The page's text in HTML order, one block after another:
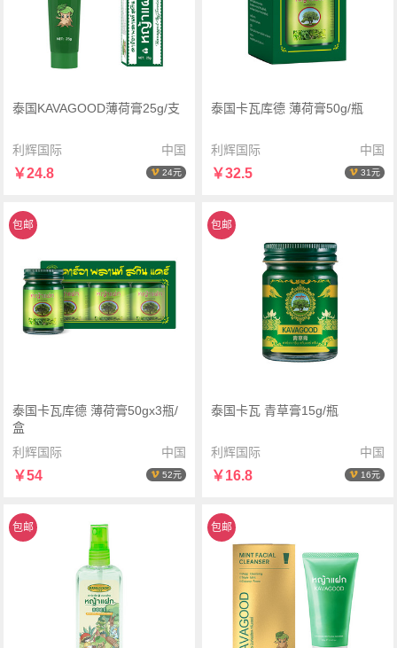
泰国KAVAGOOD薄荷膏25g/支
利辉国际 中国
￥24.8 24元
泰国卡瓦库德 薄荷膏50g/瓶
利辉国际 中国
￥32.5 31元
包邮
泰国卡瓦库德 薄荷膏50gx3瓶/
盒
利辉国际
中国
￥54 52元
包邮
泰国卡瓦 青草膏15g/瓶
利辉国际 中国
￥16.8 16元
包邮 包邮